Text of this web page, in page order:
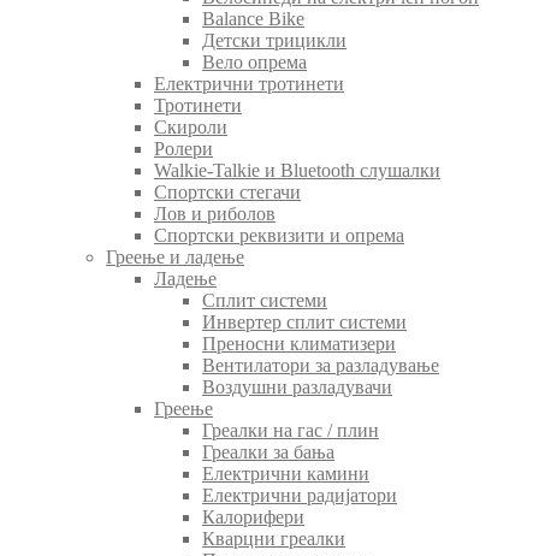
Balance Bike
Детски трицикли
Вело опрема
Електрични тротинети
Тротинети
Скироли
Ролери
Walkie-Talkie и Bluetooth слушалки
Спортски стегачи
Лов и риболов
Спортски реквизити и опрема
Греење и ладење
Ладење
Сплит системи
Инвертер сплит системи
Преносни климатизери
Вентилатори за разладување
Воздушни разладувачи
Греење
Греалки на гас / плин
Греалки за бања
Електрични камини
Електрични радијатори
Калорифери
Кварцни греалки